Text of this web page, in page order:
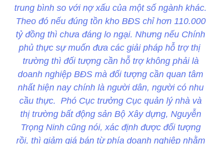
trung bình so với nợ xấu của một số ngành khác.
Theo đó nếu đúng tồn kho BĐS chỉ hơn 110.000
tỷ đồng thì chưa đáng lo ngại. Nhưng nếu Chính
phủ thực sự muốn đưa các giải pháp hỗ trợ thị
trường thì đối tượng cần hỗ trợ không phải là
doanh nghiệp BĐS mà đối tượng cần quan tâm
nhất hiện nay chính là người dân, người có nhu
cầu thực. Phó Cục trưởng Cục quản lý nhà và
thị trường bất động sản Bộ Xây dựng, Nguyễn
Trọng Ninh cũng nói, xác định được đối tượng
rồi, thì giảm giá bán từ phía doanh nghiệp nhằm